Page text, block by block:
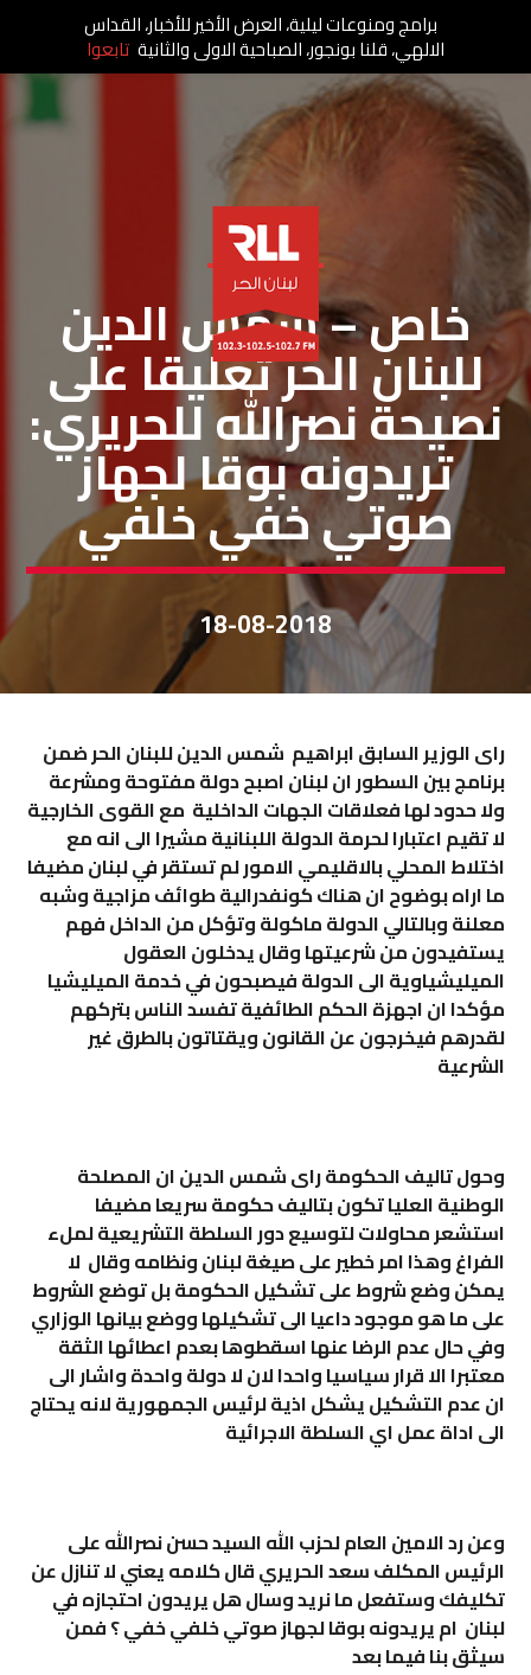
خاص لبنان الحر
خاص – شمس الدين
للبنان الحر تعليقا على
نصيحة نصرالله للحريري:
تريدونه بوقا لجهاز
صوتي خفي خلفي
18-08-2018
راى الوزير السابق ابراهيم شمس الدين للبنان الحر ضمن
برنامج بين السطور ان لبنان اصبح دولة مفتوحة ومشرعة
ولا حدود لها فعلاقات الجهات الداخلية مع القوى الخارجية
لا تقيم اعتبارا لحرمة الدولة اللبنانية مشيرا الى انه مع
اختلاط المحلي بالاقليمي الامور لم تستقر في لبنان مضيفا
ما اراه بوضوح ان هناك كونفدرالية طوائف مزاجية وشبه
معلنة وبالتالي الدولة ماكولة وتؤكل من الداخل فهم
يستفيدون من شرعيتها وقال يدخلون العقول
الميليشياوية الى الدولة فيصبحون في خدمة الميليشيا
مؤكدا ان اجهزة الحكم الطائفية تفسد الناس بتركهم
لقدرهم فيخرجون عن القانون ويقتاتون بالطرق غير
الشرعية
وحول تاليف الحكومة راى شمس الدين ان المصلحة
الوطنية العليا تكون بتاليف حكومة سريعا مضيفا
استشعر محاولات لتوسيع دور السلطة التشريعية لملء
الفراغ وهذا امر خطير على صيغة لبنان ونظامه وقال لا
يمكن وضع شروط على تشكيل الحكومة بل توضع الشروط
على ما هو موجود داعيا الى تشكيلها ووضع بيانها الوزاري
وفي حال عدم الرضا عنها اسقطوها بعدم اعطائها الثقة
معتبرا الا قرار سياسيا واحدا لان لا دولة واحدة واشار الى
ان عدم التشكيل يشكل اذية لرئيس الجمهورية لانه يحتاج
الى اداة عمل اي السلطة الاجرائية
وعن رد الامين العام لحزب الله السيد حسن نصرالله على
الرئيس المكلف سعد الحريري قال كلامه يعني لا تنازل عن
تكليفك وستفعل ما نريد وسال هل يريدون احتجازه في
لبنان ام يريدونه بوقا لجهاز صوتي خلفي خفي ؟ فمن
سيثق بنا فيما بعد
برامج ومنوعات ليلية، العرض الأخير للأخبار، القداس
الالهي، قلنا بونجور، الصباحية الاولى والثانية تابعوا